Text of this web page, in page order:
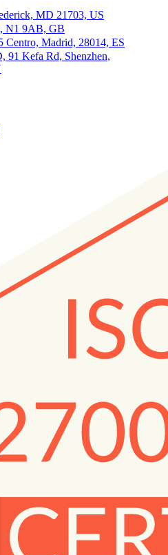
MD 21703, US
N1 9AB, GB
Centro, Madrid, 28014, ES
91 Kefa Rd, Shenzhen,